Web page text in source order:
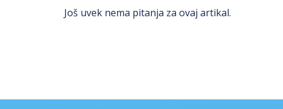
Još uvek nema pitanja za ovaj artikal.